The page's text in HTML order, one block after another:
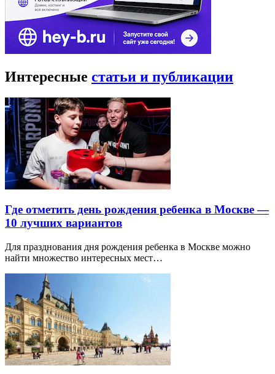
Интересные статьи и публикации
Где отметить день рождения ребенка в Москве —
10 лучших вариантов
Для празднования дня рождения ребенка в Москве можно
найти множество интересных мест…